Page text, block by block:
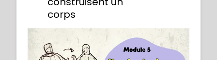
corps